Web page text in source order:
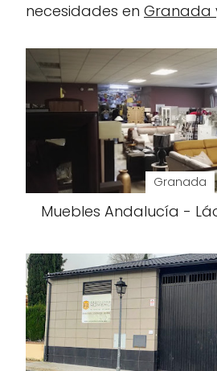
necesidades en Granada
Granada
Muebles Andalucía -